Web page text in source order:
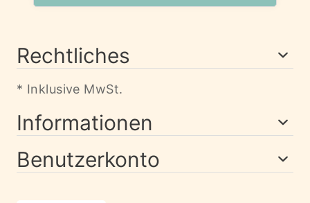
Rechtliches
* Inklusive MwSt.
Informationen
Benutzerkonto